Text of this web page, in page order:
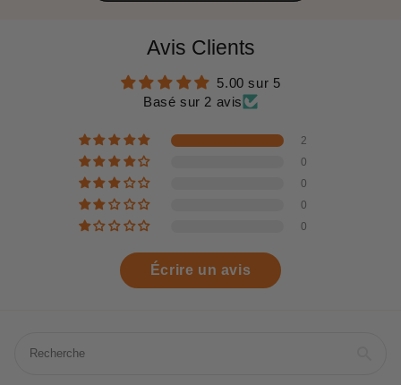
Avis Clients
5.00 sur 5
Basé sur 2 avis
2
0
0
0
0
Écrire un avis